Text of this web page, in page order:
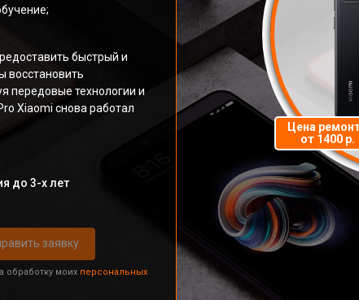
быстрый и
восстановить
передовые технологии и
Xiaomi снова работал
до 3-х лет
заявку
обработку моих персональных
Цена
от 1400 р.